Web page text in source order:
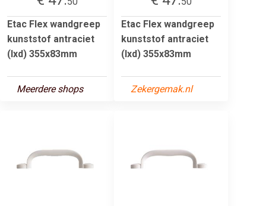
Etac Flex wandgreep
kunststof antraciet
(lxd) 355x83mm
Meerdere shops
Etac Flex wandgreep
kunststof antraciet
(lxd) 355x83mm
Zekergemak.nl